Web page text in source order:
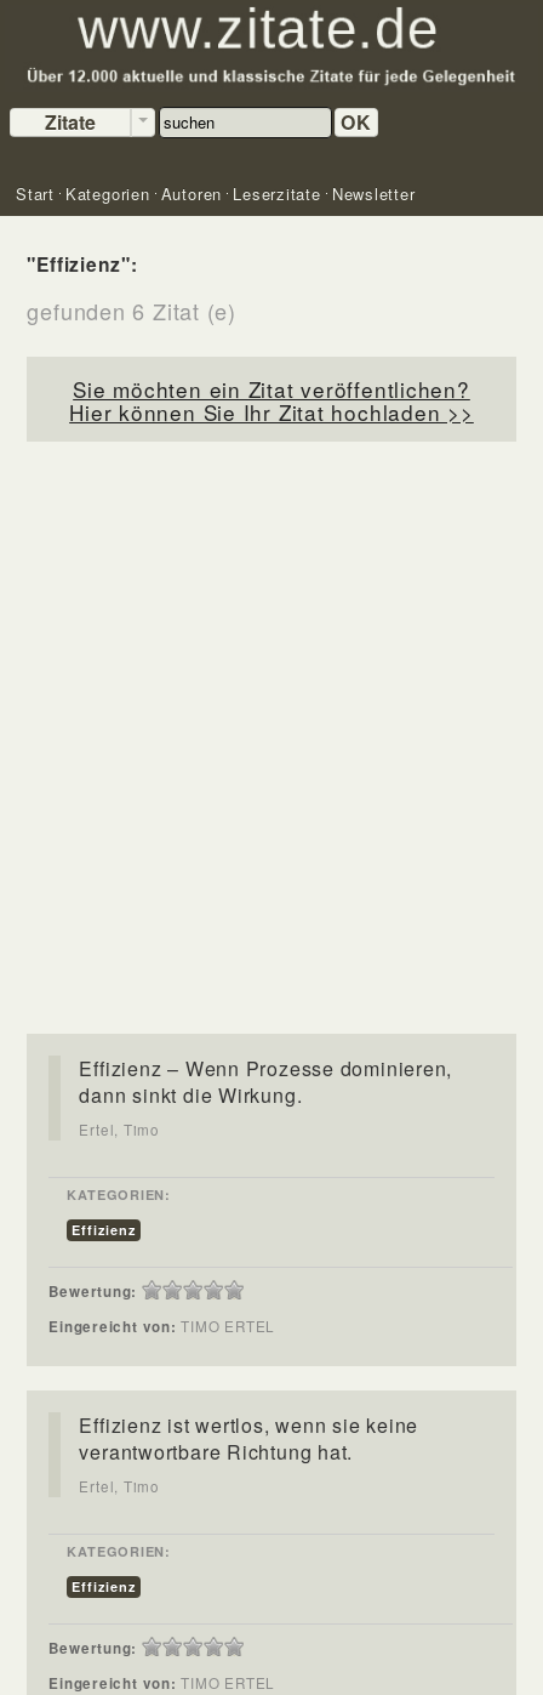
Zitate OK
Start Kategorien Autoren Leserzitate Newsletter
"Effizienz":
gefunden 6 Zitat (e)
Sie möchten ein Zitat veröffentlichen?
Hier können Sie Ihr Zitat hochladen >>
Effizienz – Wenn Prozesse dominieren,
dann sinkt die Wirkung.
Ertel, Timo
KATEGORIEN:
Effizienz
Bewertung:
Eingereicht von:TIMO ERTEL
Effizienz ist wertlos, wenn sie keine
verantwortbare Richtung hat.
Ertel, Timo
KATEGORIEN:
Effizienz
Bewertung:
Eingereicht von:TIMO ERTEL